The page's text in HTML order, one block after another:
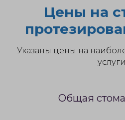
Цены на
Указаны цены на
услуги
Общая